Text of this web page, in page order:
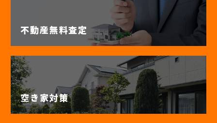
不動産無料査定
空き家対策